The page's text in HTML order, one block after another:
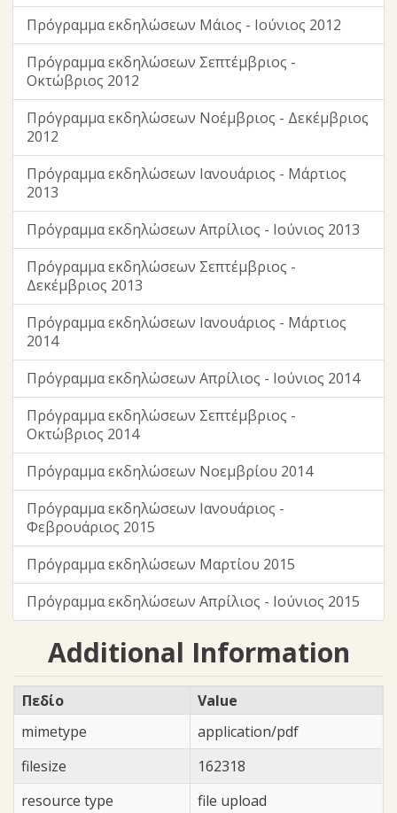
Πρόγραμμα εκδηλώσεων Μάιος - Ιούνιος 2012
Πρόγραμμα εκδηλώσεων Σεπτέμβριος -
Οκτώβριος 2012
Πρόγραμμα εκδηλώσεων Νοέμβριος - Δεκέμβριος
2012
Πρόγραμμα εκδηλώσεων Ιανουάριος - Μάρτιος
2013
Πρόγραμμα εκδηλώσεων Απρίλιος - Ιούνιος 2013
Πρόγραμμα εκδηλώσεων Σεπτέμβριος -
Δεκέμβριος 2013
Πρόγραμμα εκδηλώσεων Ιανουάριος - Μάρτιος
2014
Πρόγραμμα εκδηλώσεων Απρίλιος - Ιούνιος 2014
Πρόγραμμα εκδηλώσεων Σεπτέμβριος -
Οκτώβριος 2014
Πρόγραμμα εκδηλώσεων Νοεμβρίου 2014
Πρόγραμμα εκδηλώσεων Ιανουάριος -
Φεβρουάριος 2015
Πρόγραμμα εκδηλώσεων Μαρτίου 2015
Πρόγραμμα εκδηλώσεων Απρίλιος - Ιούνιος 2015
Additional Information
Πεδίο
Value
mimetype
application/pdf
filesize
162318
resource type
file upload